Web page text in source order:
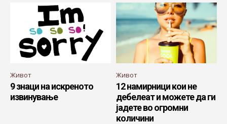
Живот
9 знаци на искреното
извинување
Живот
12 намирници кои не
дебелеат и можете да ги
јадете во огромни
количини